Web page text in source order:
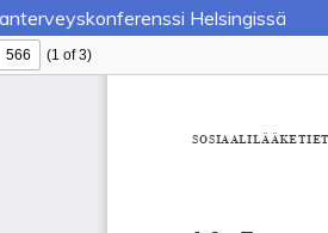
Helsingissä